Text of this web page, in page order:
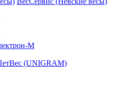
М
(UNIGRAM)